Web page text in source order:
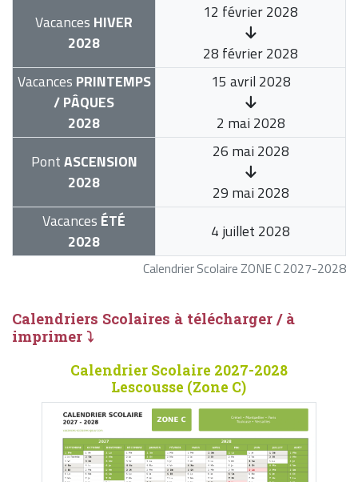
Calendrier Scolaire ZONE C 2027-2028
Vacances HIVER
2028
12 février 2028
28 février 2028
Vacances PRINTEMPS
/ PÂQUES
2028
15 avril 2028
2 mai 2028
PontASCENSION
2028
26 mai 2028
29 mai 2028
Vacances ÉTÉ
2028
4 juillet 2028
Calendriers Scolaires à télécharger / à
imprimer ⤵
Calendrier Scolaire 2027-2028
Lescousse (Zone C)